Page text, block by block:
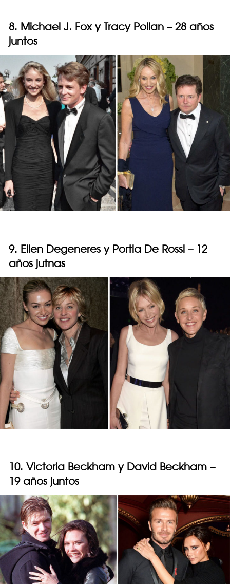
8. Michael J. Fox y Tracy Pollan – 28 años
juntos
9. Ellen Degeneres y Portia De Rossi – 12
años jutnas
10. Victoria Beckham y David Beckham –
19 años juntos